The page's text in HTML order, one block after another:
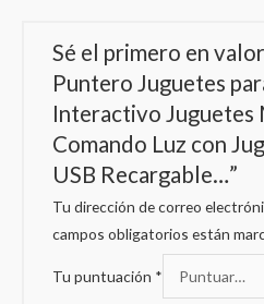
Sé el primero en
Puntero Juguetes
Interactivo Juguetes
Comando Luz con
USB Recargable…”
Tu dirección de correo
campos obligatorios están
Tu puntuación *